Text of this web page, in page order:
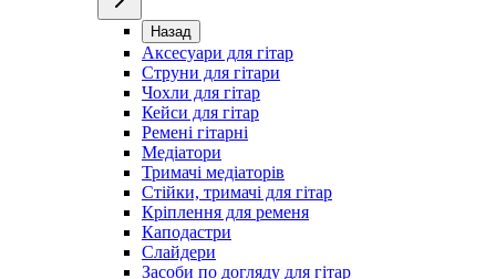
Назад
Аксесуари для гітар
Струни для гітари
Чохли для гітар
Кейси для гітар
Ремені гітарні
Медіатори
Тримачі медіаторів
Стійки, тримачі для гітар
Кріплення для ременя
Каподастри
Слайдери
Засоби по догляду для гітар